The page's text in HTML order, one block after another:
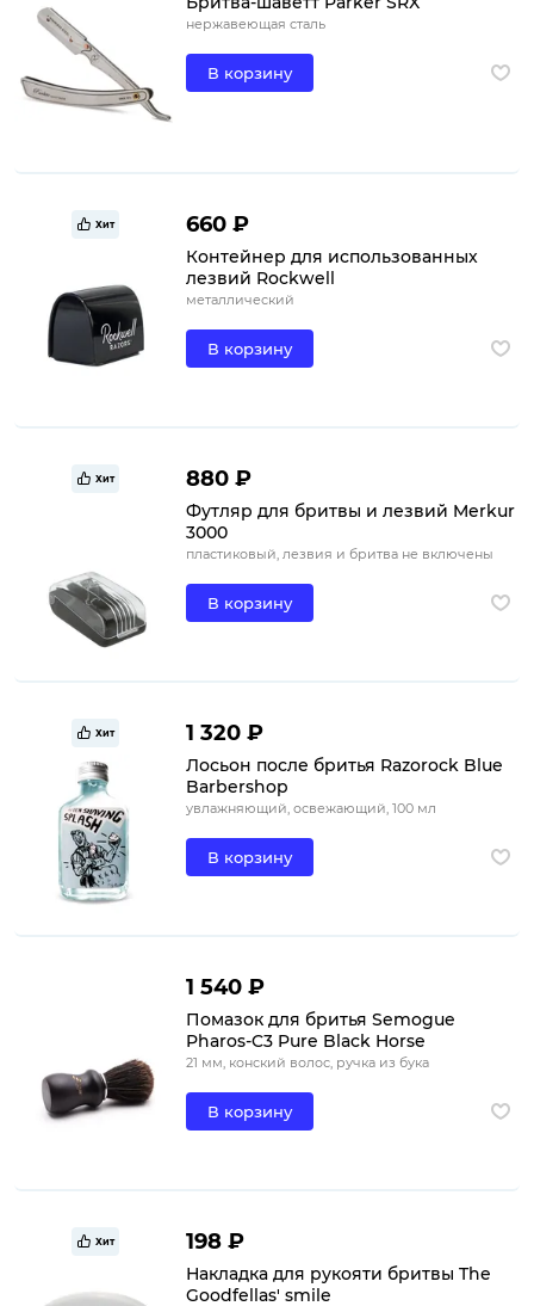
нержавеющая сталь
В корзину
Хит 660 ₽
Контейнер для использованных
лезвий Rockwell
металлический
В корзину
Хит 880 ₽
Футляр для бритвы и лезвий Merkur
3000
пластиковый, лезвия и бритва не включены
В корзину
Хит 1 320 ₽
Лосьон после бритья Razorock Blue
Barbershop
увлажняющий, освежающий, 100 мл
В корзину
1 540 ₽
Помазок для бритья Semogue
Pharos-C3 Pure Black Horse
21 мм, конский волос, ручка из бука
В корзину
Хит 198 ₽
Накладка для рукояти бритвы The
Goodfellas' smile